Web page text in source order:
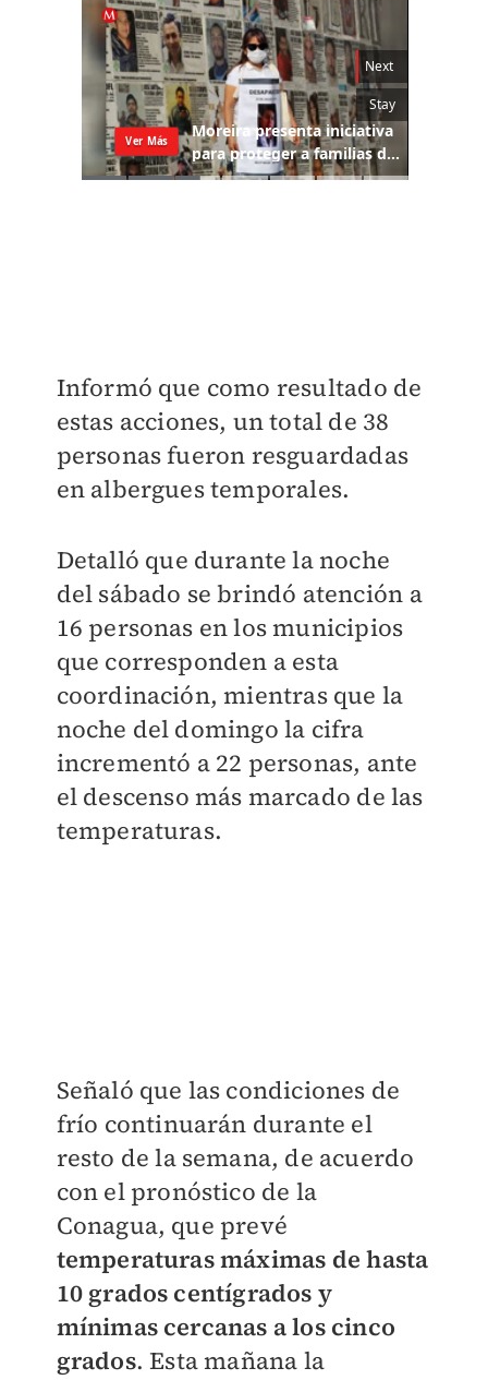
Informó que como resultado de
estas acciones, un total de 38
personas fueron resguardadas
en albergues temporales.
Detalló que durante la noche
del sábado se brindó atención a
16 personas en los municipios
que corresponden a esta
coordinación, mientras que la
noche del domingo la cifra
incrementó a 22 personas, ante
el descenso más marcado de las
temperaturas.
Señaló que las condiciones de
frío continuarán durante el
resto de la semana, de acuerdo
con el pronóstico de la
Conagua, que prevé
temperaturas máximas de hasta
10 grados centígrados y
mínimas cercanas a los cinco
grados. Esta mañana la